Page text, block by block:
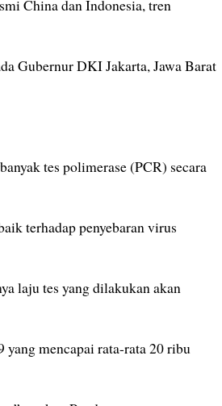
China dan Indonesia, tren
Gubernur DKI Jakarta, Jawa Barat
tes polimerase (PCR) secara
terhadap penyebaran virus
laju tes yang dilakukan akan
yang mencapai rata-rata 20 ribu